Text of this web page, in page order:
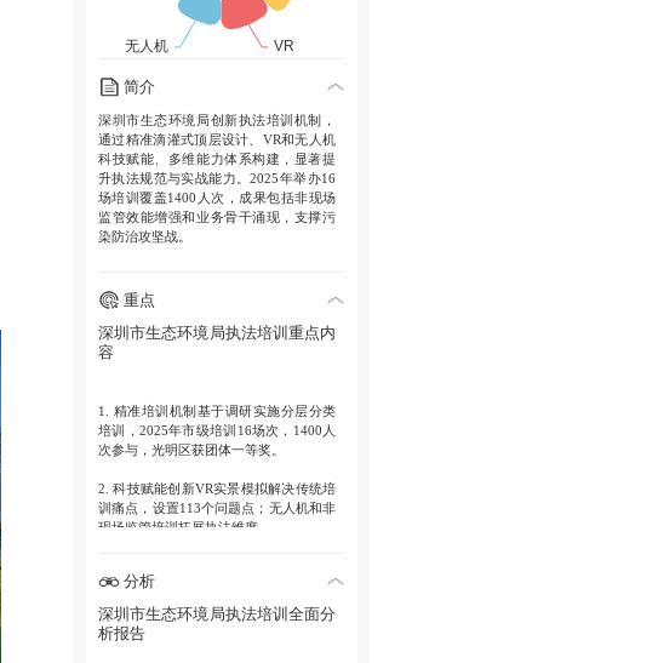
简介
深圳市生态环境局创新执法培训机制，
通过精准滴灌式顶层设计、VR和无人机
科技赋能、多维能力体系构建，显著提
升执法规范与实战能力。2025年举办16
场培训覆盖1400人次，成果包括非现场
监管效能增强和业务骨干涌现，支撑污
染防治攻坚战。
重点
深圳市生态环境局执法培训重点内
容
1. 精准培训机制基于调研实施分层分类
培训，2025年市级培训16场次，1400人
次参与，光明区获团体一等奖。
2.科技赋能创新VR实景模拟解决传统培
训痛点，设置113个问题点；无人机和非
现场监管培训拓展执法维度。
技维度应用新装备；攻坚维度专攻自动
监控；实战维度结合竞赛提升。
4. 效能提升成果
分析
深圳市生态环境局执法培训全面分
析报告